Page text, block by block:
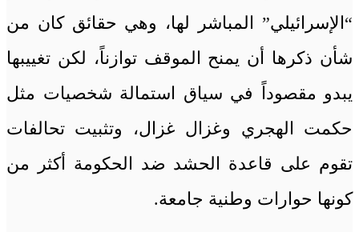
“الإسرائيلي” المباشر لها، وهي حقائق كان من
شأن ذكرها أن يمنح الموقف توازناً، لكن تغييبها
يبدو مقصوداً في سياق استمالة شخصيات مثل
حكمت الهجري وغزال غزال، وتثبيت تحالفات
تقوم على قاعدة الحشد ضد الحكومة أكثر من
كونها حوارات وطنية جامعة.